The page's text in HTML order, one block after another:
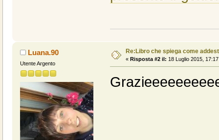
Luana.90
Utente Argento
Re:Libro che spiega come
« Risposta #2 il: 18 Luglio 2015,